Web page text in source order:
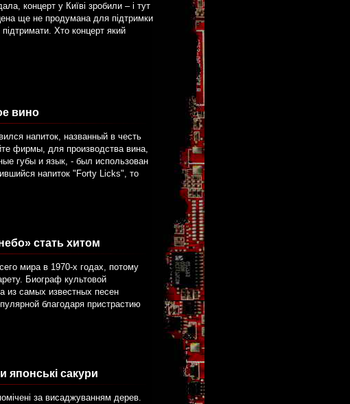
концерт у Київі зробили – і тут
ще не продумана для підтримки
Хто концерт який
вино
напиток, названный в честь
фирмы, для производства вина,
губы и язык, - был использован
напиток "Forty Licks", то
стать хитом
мира в 1970-х годах, потому
Биограф культовой
из самых известных песен
благодаря пристрастию
японські сакури
за висаджуванням дерев.